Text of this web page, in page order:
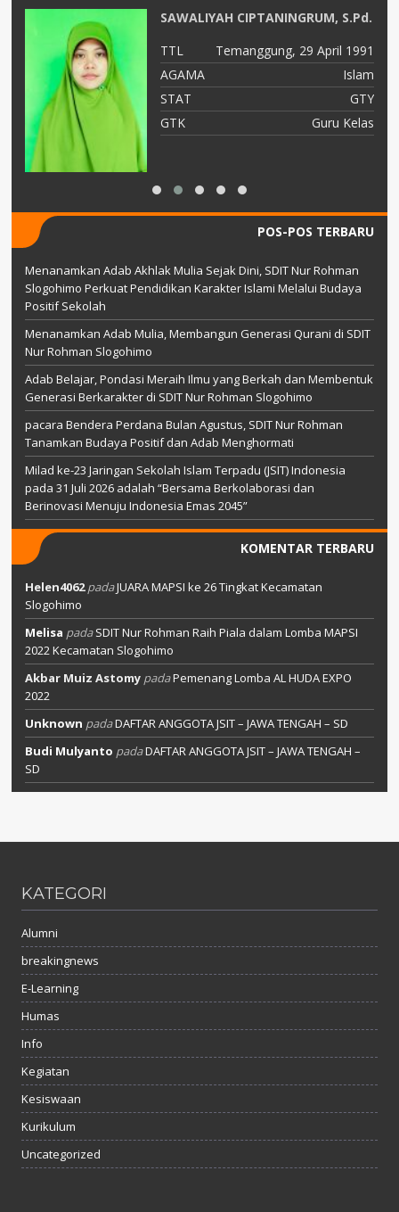
SAWALIYAH CIPTANINGRUM, S.Pd.
TTL
Temanggung, 29 April 1991
AGAMA
Islam
STAT
GTY
GTK
Guru Kelas
POS-POS TERBARU
Menanamkan Adab Akhlak Mulia Sejak Dini, SDIT Nur Rohman
Slogohimo Perkuat Pendidikan Karakter Islami Melalui Budaya
Positif Sekolah
Menanamkan Adab Mulia, Membangun Generasi Qurani di SDIT
Nur Rohman Slogohimo
Adab Belajar, Pondasi Meraih Ilmu yang Berkah dan Membentuk
Generasi Berkarakter di SDIT Nur Rohman Slogohimo
pacara Bendera Perdana Bulan Agustus, SDIT Nur Rohman
Tanamkan Budaya Positif dan Adab Menghormati
Milad ke-23 Jaringan Sekolah Islam Terpadu (JSIT) Indonesia
pada 31 Juli 2026 adalah “Bersama Berkolaborasi dan
Berinovasi Menuju Indonesia Emas 2045”
KOMENTAR TERBARU
Helen4062padaJUARA MAPSI ke 26 Tingkat Kecamatan
Slogohimo
Melisa padaSDIT Nur Rohman Raih Piala dalam Lomba MAPSI
2022 Kecamatan Slogohimo
Akbar Muiz Astomy padaPemenang Lomba AL HUDA EXPO
2022
Unknown padaDAFTAR ANGGOTA JSIT – JAWA TENGAH – SD
Budi Mulyanto padaDAFTAR ANGGOTA JSIT – JAWA TENGAH –
SD
KATEGORI
Alumni
breakingnews
E-Learning
Humas
Info
Kegiatan
Kesiswaan
Kurikulum
Uncategorized